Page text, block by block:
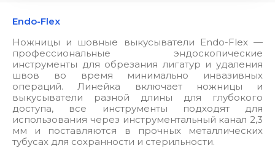
Endo-Flex
Ножницы и шовные выкусыватели Endo-Flex —
профессиональные эндоскопические
инструменты для обрезания лигатур и удаления
швов во время минимально инвазивных
операций. Линейка включает ножницы и
выкусыватели разной длины для глубокого
доступа, все инструменты подходят для
использования через инструментальный канал 2,3
мм и поставляются в прочных металлических
тубусах для сохранности и стерильности.